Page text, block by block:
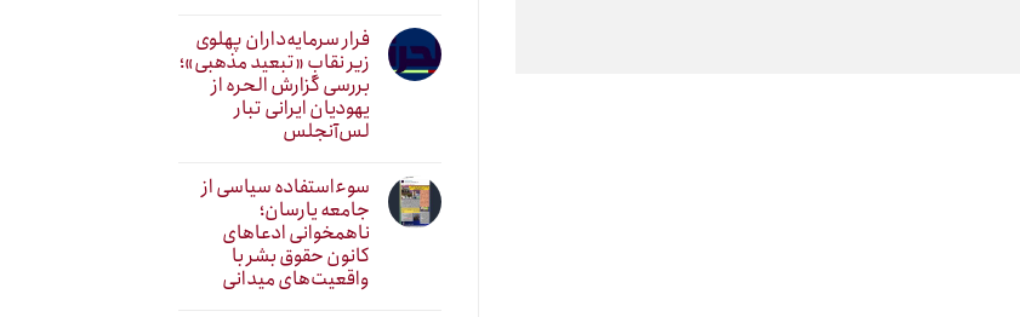
فرار سرمایه‌داران پهلوی
زیر نقابِ «تبعید مذهبی»؛
بررسی گزارش الحره از
یهودیان ایرانی تبار
لس‌آنجلس
سوءاستفاده سیاسی از
جامعه یارسان؛
ناهمخوانی ادعاهای
کانون حقوق بشر با
واقعیت‌های میدانی